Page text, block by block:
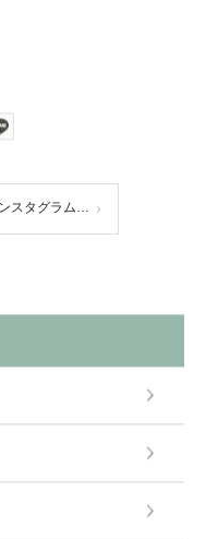
インスタグラムLIVEを行いました！